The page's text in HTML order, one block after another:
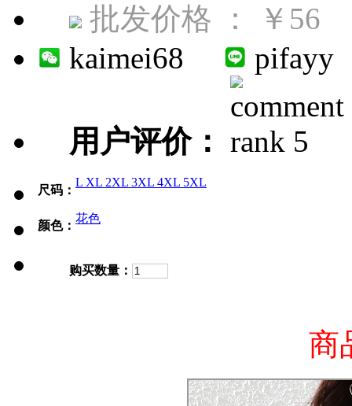
批发价格 ：
￥56
kaimei68
pifayy
用户评价：
尺码：
L XL 2XL 3XL 4XL 5XL
颜色：
花色
购买数量：
商